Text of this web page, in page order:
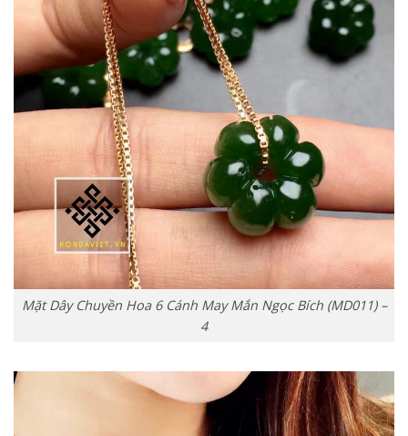
Mặt Dây Chuyền Hoa 6 Cánh May Mắn Ngọc Bích (MD011) –
4